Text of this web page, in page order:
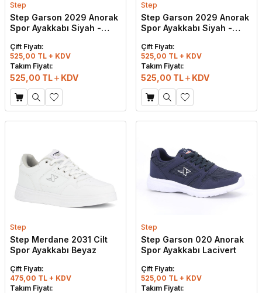
Step
Step Garson 2029 Anorak
Spor Ayakkabı Siyah -
Çift Fiyatı:
525,00 TL + KDV
Takım Fiyatı:
525,00 TL KDV
Step
Step Garson 2029 Anorak
Spor Ayakkabı Siyah -
Çift Fiyatı:
525,00 TL + KDV
Takım Fiyatı:
525,00 TL KDV
Step
Step Merdane 2031 Cilt
Spor Ayakkabı Beyaz
Çift Fiyatı:
475,00 TL + KDV
Takım Fiyatı:
Step
Step Garson 020 Anorak
Spor Ayakkabı Lacivert
Çift Fiyatı:
525,00 TL + KDV
Takım Fiyatı: